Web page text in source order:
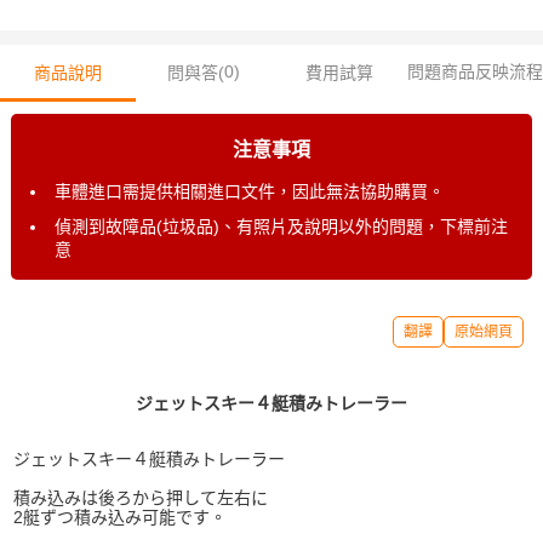
商品說明 問與答(0) 費用試算 問題商品反映流程
注意事項
車體進口需提供相關進口文件，因此無法協助購買。
偵測到故障品(垃圾品)、有照片及說明以外的問題，下標前注
意
翻譯 原始網頁
ジェットスキー４艇積みトレーラー
ジェットスキー４艇積みトレーラー
積み込みは後ろから押して左右に
2艇ずつ積み込み可能です。